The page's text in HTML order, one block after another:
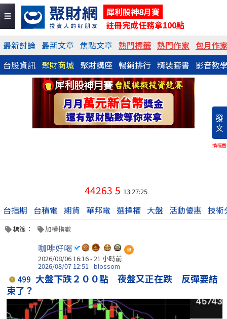
犀利股神8月賽
註冊完成任務拿100點
最新討論 最新文章 焦點文章 熱門標籤 熱門作家 包月作
台股資訊 聚財商城 聚財講座 暢銷排行 精裝套書 影音教
發
文
換稿費
44263 5 13:27:25
台指期 台積電 期貨 華邦電 選擇權 大盤 活動優惠 技術
標籤： 加權指數
咖啡好喝 包
2026/08/06 16:16 -21 小時前
2026/08/07 12:51 - blossom
499 大盤下跌２００點 夜盤又正在跌 反彈要結
束了？